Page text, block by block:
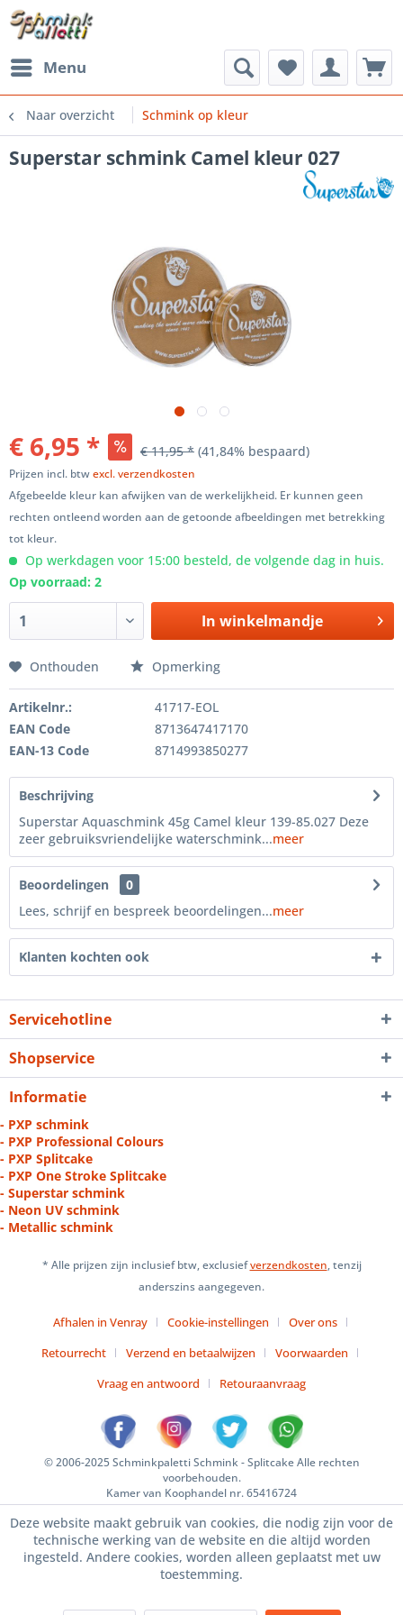
Menu
Naar overzicht Schmink op kleur
Superstar schmink Camel kleur 027
€ 6,95 * € 11,95 * (41,84% bespaard)
Prijzen incl. btwexcl. verzendkosten
Afgebeelde kleur kan afwijken van de werkelijkheid. Er kunnen geen
rechten ontleend worden aan de getoonde afbeeldingen met betrekking
tot kleur.
Op werkdagen voor 15:00 besteld, de volgende dag in huis.
Op voorraad: 2
In winkelmandje
Onthouden Opmerking
Artikelnr.:
41717-EOL
EAN Code
8713647417170
EAN-13 Code
8714993850277
Beschrijving
Superstar Aquaschmink 45g Camel kleur 139-85.027 Deze
zeer gebruiksvriendelijke waterschmink...meer
Beoordelingen
0
Lees, schrijf en bespreek beoordelingen...meer
Klanten kochten ook
Servicehotline
Shopservice
Informatie
- PXP schmink
- PXP Professional Colours
- PXP Splitcake
- PXP One Stroke Splitcake
- Superstar schmink
- Neon UV schmink
- Metallic schmink
* Alle prijzen zijn inclusief btw, exclusiefverzendkosten, tenzij
anderszins aangegeven.
Afhalen in Venray Cookie-instellingen
Over ons
Retourrecht
Verzend en betaalwijzen
Voorwaarden
Vraag en antwoord
Retouraanvraag
© 2006-2025 Schminkpaletti Schmink - Splitcake Alle rechten
voorbehouden.
Kamer van Koophandel nr. 65416724
Deze website maakt gebruik van cookies, die nodig zijn voor de
technische werking van de website en die altijd worden
ingesteld. Andere cookies, worden alleen geplaatst met uw
toestemming.